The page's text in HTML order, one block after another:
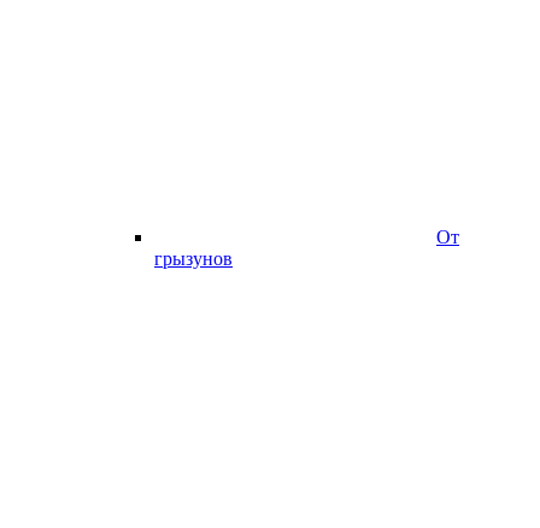
От
грызунов